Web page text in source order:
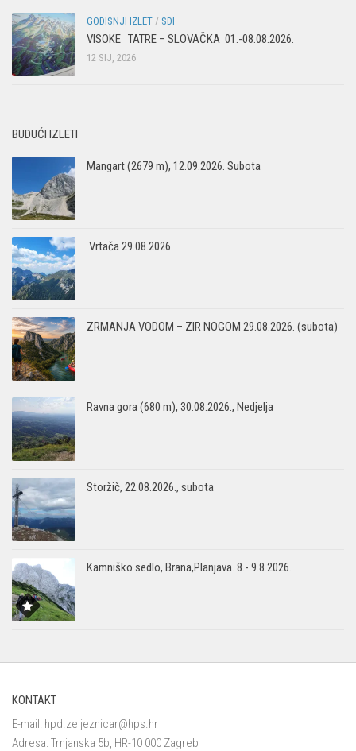
GODISNJI IZLET / SDI
VISOKE TATRE – SLOVAČKA 01.-08.08.2026.
12 SIJ, 2026
BUDUĆI IZLETI
Mangart (2679 m), 12.09.2026. Subota
Vrtača 29.08.2026.
ZRMANJA VODOM – ZIR NOGOM 29.08.2026. (subota)
Ravna gora (680 m), 30.08.2026., Nedjelja
Storžič, 22.08.2026., subota
Kamniško sedlo, Brana,Planjava. 8.- 9.8.2026.
KONTAKT
E-mail: hpd.zeljeznicar@hps.hr
Adresa: Trnjanska 5b, HR-10 000 Zagreb